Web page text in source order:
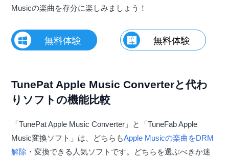
Musicの楽曲を存分に楽しみましょう！
無料体験 無料体験
TunePat Apple Music Converterと代わ
りソフトの機能比較
「TunePat Apple Music Converter」と「TuneFab Apple
Music変換ソフト」は、どちらもApple Musicの楽曲をDRM
解除 ・変換できる人気ソフトです。どちらを選ぶべきか迷